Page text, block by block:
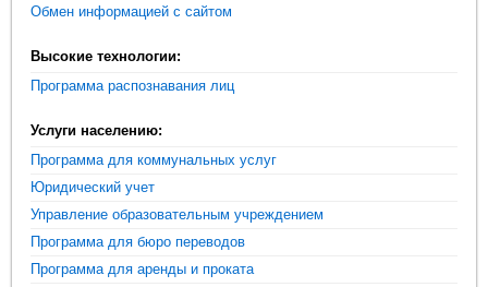
Обмен информацией с сайтом
Высокие технологии:
Программа распознавания лиц
Услуги населению:
Программа для коммунальных услуг
Юридический учет
Управление образовательным учреждением
Программа для бюро переводов
Программа для аренды и проката